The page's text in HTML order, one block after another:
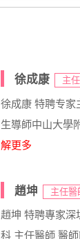
徐成康 主
徐成康 特聘专家
生導師中山大學
解更多
趙坤 主任醫
趙坤 特聘專家深
科 主任醫師 醫